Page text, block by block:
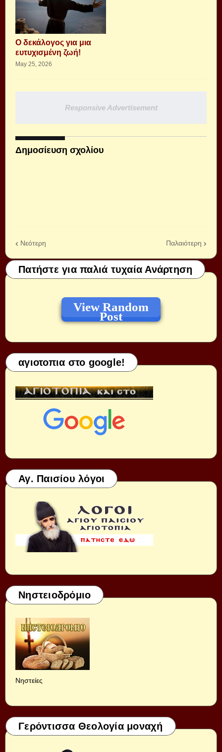
Ο δεκάλογος για μια
ευτυχισμένη ζωή!
May 25, 2026
Responsive Advertisement
Δημοσίευση σχολίου
Νεότερη Παλαιότερη
Πατήστε για παλιά τυχαία Ανάρτηση
View Random
Post
αγιοτοπια στο google!
Αγ. Παισίου λόγοι
Νηστειοδρόμιο
Νηστείες
Γερόντισσα Θεολογία μοναχή